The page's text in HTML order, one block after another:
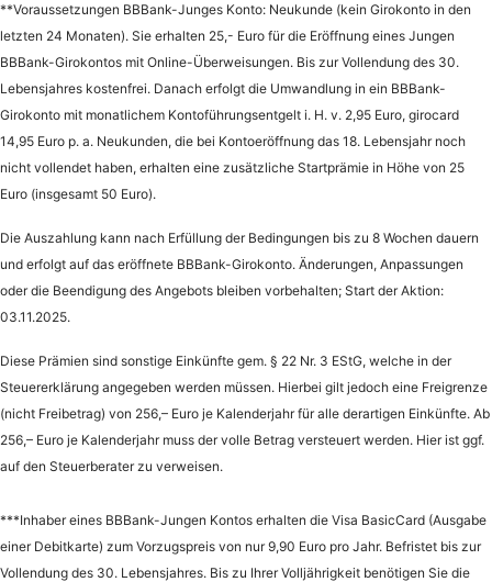
**Voraussetzungen BBBank-Junges Konto: Neukunde (kein Girokonto in den
letzten 24 Monaten). Sie erhalten 25,- Euro für die Eröffnung eines Jungen
BBBank-Girokontos mit Online-Überweisungen. Bis zur Vollendung des 30.
Lebensjahres kostenfrei. Danach erfolgt die Umwandlung in ein BBBank-
Girokonto mit monatlichem Kontoführungsentgelt i. H. v. 2,95 Euro, girocard
14,95 Euro p. a. Neukunden, die bei Kontoeröffnung das 18. Lebensjahr noch
nicht vollendet haben, erhalten eine zusätzliche Startprämie in Höhe von 25
Euro (insgesamt 50 Euro).
Die Auszahlung kann nach Erfüllung der Bedingungen bis zu 8 Wochen dauern
und erfolgt auf das eröffnete BBBank-Girokonto. Änderungen, Anpassungen
oder die Beendigung des Angebots bleiben vorbehalten; Start der Aktion:
03.11.2025.
Diese Prämien sind sonstige Einkünfte gem. § 22 Nr. 3 EStG, welche in der
Steuererklärung angegeben werden müssen. Hierbei gilt jedoch eine Freigrenze
(nicht Freibetrag) von 256,– Euro je Kalenderjahr für alle derartigen Einkünfte. Ab
256,– Euro je Kalenderjahr muss der volle Betrag versteuert werden. Hier ist ggf.
auf den Steuerberater zu verweisen.
***Inhaber eines BBBank-Jungen Kontos erhalten die Visa BasicCard (Ausgabe
einer Debitkarte) zum Vorzugspreis von nur 9,90 Euro pro Jahr. Befristet bis zur
Vollendung des 30. Lebensjahres. Bis zu Ihrer Volljährigkeit benötigen Sie die